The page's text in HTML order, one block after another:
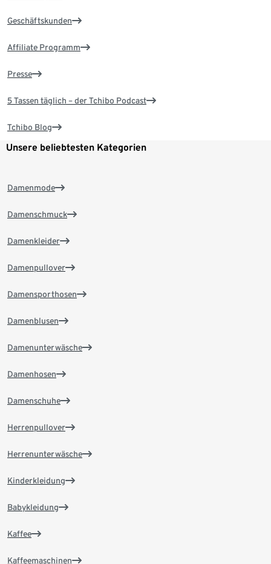
Geschäftskunden
Affiliate Programm
Presse
5 Tassen täglich – der Tchibo Podcast
Tchibo Blog
Unsere beliebtesten Kategorien
Damenmode
Damenschmuck
Damenkleider
Damenpullover
Damensporthosen
Damenblusen
Damenunterwäsche
Damenhosen
Damenschuhe
Herrenpullover
Herrenunterwäsche
Kinderkleidung
Babykleidung
Kaffee
Kaffeemaschinen